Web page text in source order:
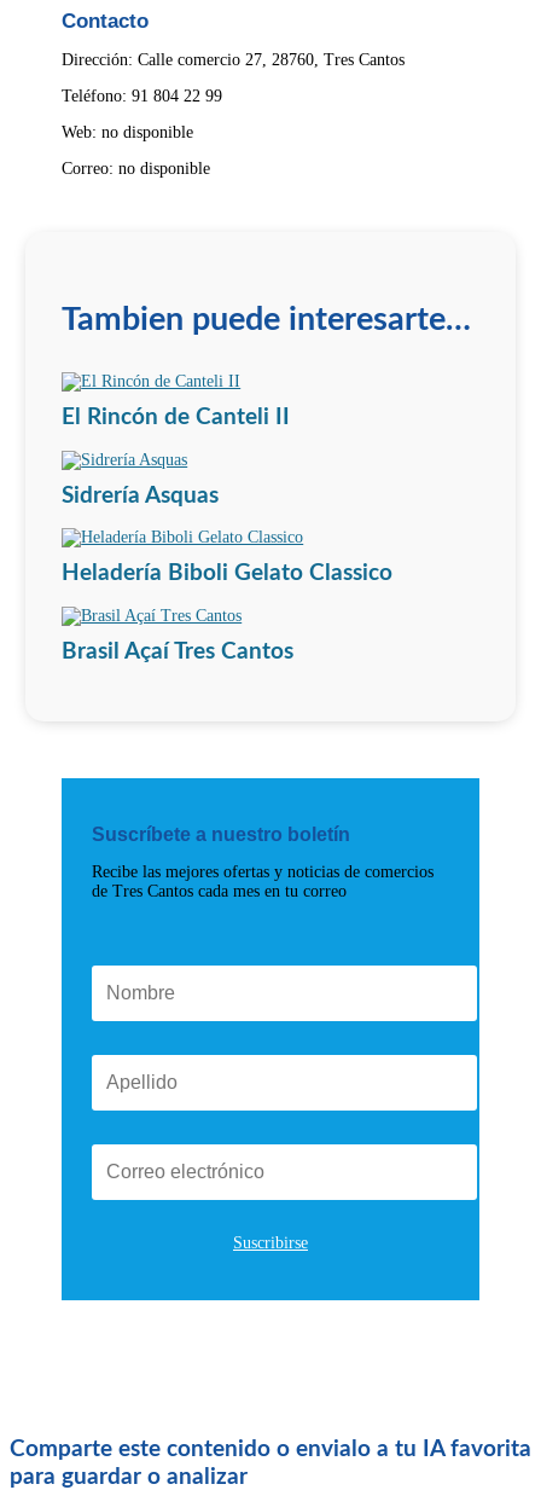
Contacto
Dirección: Calle comercio 27, 28760, Tres Cantos
Teléfono: 91 804 22 99
Web: no disponible
Correo: no disponible
Tambien puede interesarte…
El Rincón de Canteli II
Sidrería Asquas
Heladería Biboli Gelato Classico
Brasil Açaí Tres Cantos
Suscríbete a nuestro boletín
Recibe las mejores ofertas y noticias de comercios
de Tres Cantos cada mes en tu correo
Suscribirse
Comparte este contenido o envialo a tu IA favorita
para guardar o analizar